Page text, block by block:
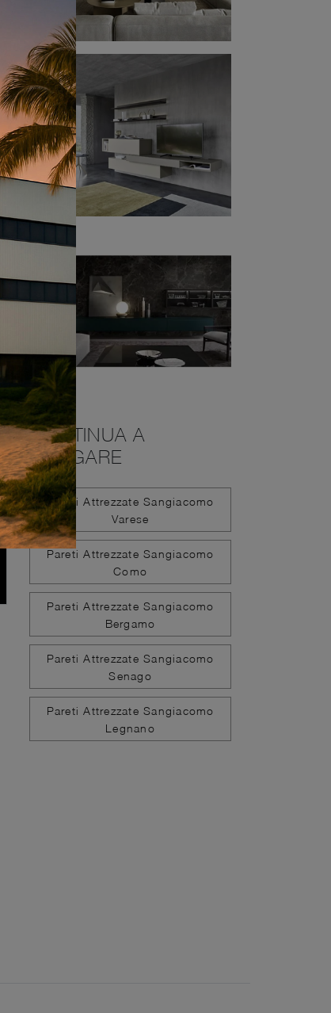
CONTINUA A
NAVIGARE
Pareti Attrezzate Sangiacomo
Varese
Pareti Attrezzate Sangiacomo
Como
Pareti Attrezzate Sangiacomo
Bergamo
Pareti Attrezzate Sangiacomo
Senago
Pareti Attrezzate Sangiacomo
Legnano